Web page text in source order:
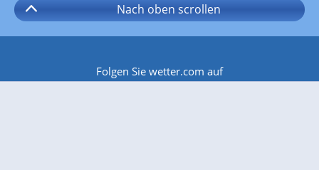
Nach oben scrollen
Folgen Sie wetter.com auf